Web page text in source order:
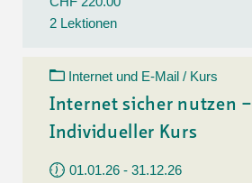
2 Lektionen
Internet und E-Mail / Kurs
Internet sicher nutzen –
Individueller Kurs
01.01.26 - 31.12.26